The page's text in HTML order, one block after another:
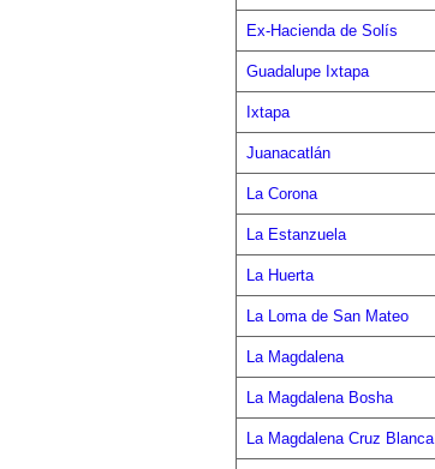
Ex-Hacienda de Solís
Guadalupe Ixtapa
Ixtapa
Juanacatlán
La Corona
La Estanzuela
La Huerta
La Loma de San Mateo
La Magdalena
La Magdalena Bosha
La Magdalena Cruz Blanca